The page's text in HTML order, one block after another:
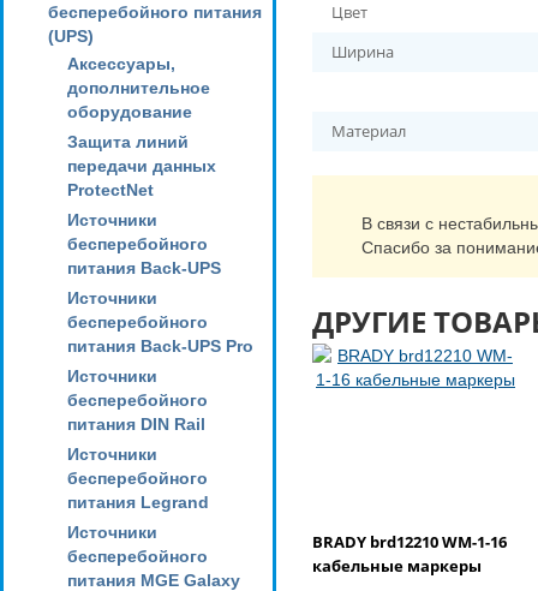
бесперебойного питания
(UPS)
Аксессуары,
дополнительное
оборудование
Защита линий
передачи данных
ProtectNet
Источники
бесперебойного
питания Back-UPS
Источники
бесперебойного
питания Back-UPS Pro
Источники
бесперебойного
питания DIN Rail
Источники
бесперебойного
питания Legrand
Источники
бесперебойного
питания MGE Galaxy
Цвет
Ширина
Материал
В связи с
Спасибо за
ДРУГИЕ
BRADY brd12210 WM-1-16
кабельные маркеры